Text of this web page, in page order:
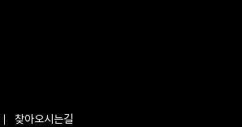
찾아오시는길